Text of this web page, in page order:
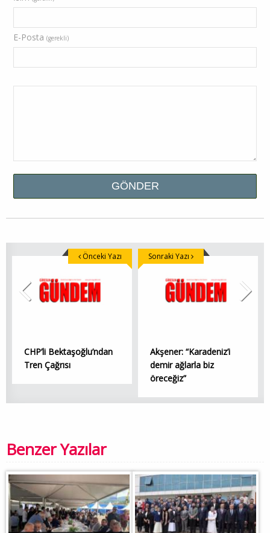
E-Posta (gerekli)
CHP’li Bektaşoğlu’ndan
Tren Çağrısı
Önceki Yazı
Akşener: “Karadeniz’i
demir ağlarla biz
öreceğiz”
Sonraki Yazı
Benzer Yazılar